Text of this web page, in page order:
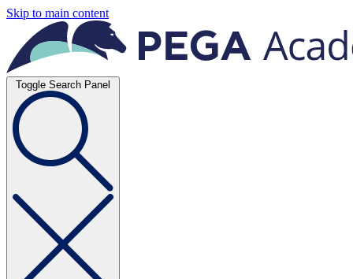
Skip to main content
Toggle Search Panel